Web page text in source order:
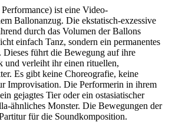
ist eine Video-
Ballonanzug. Die ekstatisch-exzessive
durch das Volumen der Ballons
einfach Tanz, sondern ein permanentes
führt die Bewegung auf ihre
und verleiht ihr einen rituellen,
Es gibt keine Choreografie, keine
Improvisation. Die Performerin in ihrem
gejagtes Tier oder ein ostasiatischer
ähnliches Monster. Die Bewegungen der
für die Soundkomposition.